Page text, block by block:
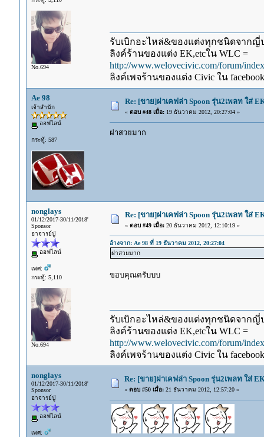
No.694
รับเบิกอะไหล่&ของแต่งทุกชนิดจากญี่
ลิงค์ร้านของแต่ง EK,etcใน WLC =
http://www.welovecivic.com/forum/
ลิงค์เพจร้านของแต่ง Civic ใน
Ae 98
เจ้าสำนัก
ออฟไลน์
กระทู้: 587
Re: [ขาย]ฝาเคฟล่า Spoon รุ่น2เพลท ใส่
« ตอบ #48 เมื่อ:19 ธันวาคม 2012, 20:27:04 »
ฝาสวยมาก
nonglays
01/12/2017-30/11/2018'
Sponsor
อาจารย์ปู่
ออฟไลน์
เพศ:
กระทู้: 5,110
No.694
Re: [ขาย]ฝาเคฟล่า Spoon รุ่น2เพลท ใส่
« ตอบ #49 เมื่อ:20 ธันวาคม 2012, 12:10:19 »
อ้างจาก: Ae 98 ที่ 19 ธันวาคม 2012, 20:27:04
ฝาสวยมาก
ขอบคุณครับบบ
รับเบิกอะไหล่&ของแต่งทุกชนิดจากญี่
ลิงค์ร้านของแต่ง EK,etcใน WLC =
http://www.welovecivic.com/forum/
ลิงค์เพจร้านของแต่ง Civic ใน
nonglays
01/12/2017-30/11/2018'
Sponsor
อาจารย์ปู่
ออฟไลน์
เพศ:
Re: [ขาย]ฝาเคฟล่า Spoon รุ่น2เพลท ใส่
« ตอบ #50 เมื่อ:21 ธันวาคม 2012, 12:57:20 »